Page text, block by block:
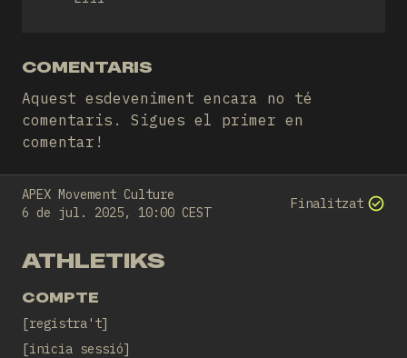
COMENTARIS
Aquest esdeveniment encara no té
comentaris. Sigues el primer en
comentar!
APEX Movement Culture
6 de jul. 2025, 10:00 CEST
Finalitzat
ATHLETIKS
COMPTE
registra't
inicia sessió